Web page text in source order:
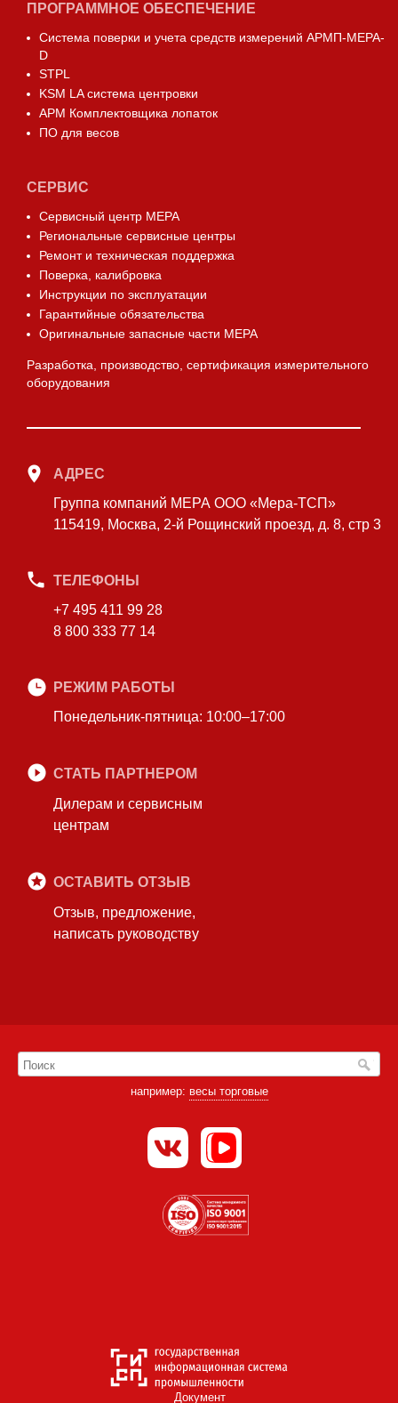
ПРОГРАММНОЕ ОБЕСПЕЧЕНИЕ
Система поверки и учета средств измерений АРМП-МЕРА-
D
STPL
KSM LA система центровки
АРМ Комплектовщика лопаток
ПО для весов
СЕРВИС
Сервисный центр МЕРА
Региональные сервисные центры
Ремонт и техническая поддержка
Поверка, калибровка
Инструкции по эксплуатации
Гарантийные обязательства
Оригинальные запасные части МЕРА
Разработка, производство, сертификация измерительного
оборудования
АДРЕС
Группа компаний МЕРА ООО «Мера-ТСП»
115419, Москва, 2-й Рощинский проезд, д. 8, стр 3
ТЕЛЕФОНЫ
+7 495 411 99 28
8 800 333 77 14
РЕЖИМ РАБОТЫ
Понедельник-пятница: 10:00–17:00
СТАТЬ ПАРТНЕРОМ
Дилерам и сервисным
центрам
ОСТАВИТЬ ОТЗЫВ
Отзыв, предложение,
написать руководству
например: весы торговые
Документ